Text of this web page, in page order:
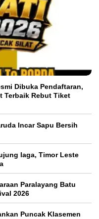
Dibuka Pendaftaran,
Terbaik Rebut Tiket
Incar Sapu Bersih
laga, Timor Leste
Paralayang Batu
2026
Puncak Klasemen